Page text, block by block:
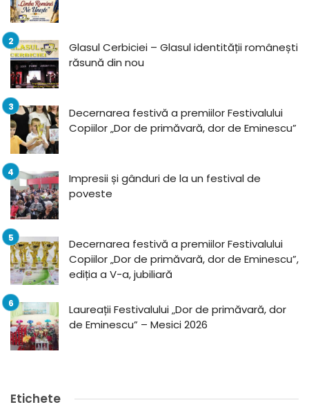
Glasul Cerbiciei – Glasul identității românești
răsună din nou
Decernarea festivă a premiilor Festivalului
Copiilor „Dor de primăvară, dor de Eminescu”
Impresii și gânduri de la un festival de
poveste
Decernarea festivă a premiilor Festivalului
Copiilor „Dor de primăvară, dor de Eminescu”,
ediția a V-a, jubiliară
Laureații Festivalului „Dor de primăvară, dor
de Eminescu” – Mesici 2026
Etichete